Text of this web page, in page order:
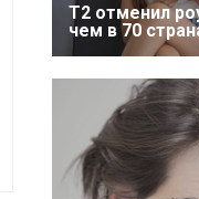
Т2 отменил
чем в 70